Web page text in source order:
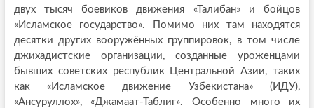
двух тысяч боевиков движения «Талибан» и бойцов
«Исламское государство». Помимо них там находятся
десятки других вооружённых группировок, в том числе
джихадистские организации, созданные уроженцами
бывших советских республик Центральной Азии, таких
как «Исламское движение Узбекистана» (ИДУ),
«Ансуруллох», «Джамаат-Таблиг». Особенно много их